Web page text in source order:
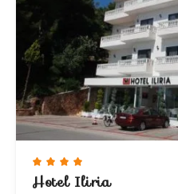
Hotel Iliria